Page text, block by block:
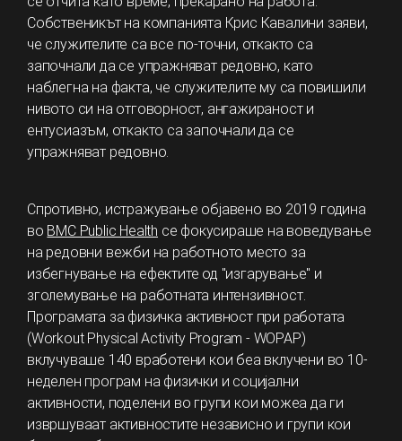
Собственикът на компанията Крис Кавалини заяви,
че служителите са все по-точни, откакто са
започнали да се упражняват редовно, като
наблегна на факта, че служителите му са повишили
нивото си на отговорност, ангажираност и
ентусиазъм, откакто са започнали да се
упражняват редовно.
Спротивно, истражување објавено во 2019 година
во BMC Public Health се фокусираше на воведување
на редовни вежби на работното место за
избегнување на ефектите од "изгарување" и
зголемување на работната интензивност.
Програмата за физичка активност при работата
(Workout Physical Activity Program - WOPAP)
вклучуваше 140 вработени кои беа вклучени во 10-
неделен програм на физички и социјални
активности, поделени во групи кои можеа да ги
извршуваат активностите независно и групи кои